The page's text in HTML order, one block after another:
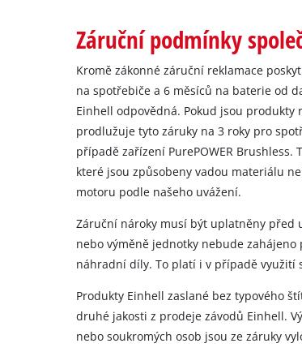
Záruční podmínky
Kromě zákonné záruční reklamace
na spotřebiče a 6 měsíců na baterie od
Einhell odpovědná. Pokud jsou
prodlužuje tyto záruky na 3 roky pro
případě zařízení PurePOWER
které jsou způsobeny vadou materiálu
motoru podle našeho uvážení.
Záruční nároky musí být uplatněny před
nebo výměně jednotky nebude
náhradní díly. To platí i v případě využití
Produkty Einhell zaslané bez typového
druhé jakosti z prodeje závodů Einhell.
nebo soukromých osob jsou ze záruky